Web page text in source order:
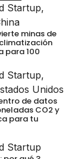
Startup,
minas de
para 100
Startup,
Unidos
de datos
CO2 y
para tu
Startup